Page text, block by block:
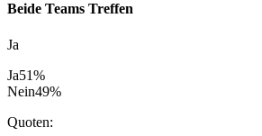
Beide Teams Treffen
Ja
Ja51%
Nein49%
Quoten: